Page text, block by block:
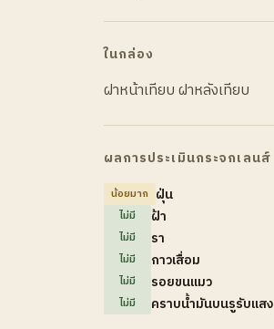
ในกล่อง
ฝาหน้าเทียบ ฝาหลังเทียบ
ผลการประเมินกระจกเลนส์
น้อยมาก ฝุ่น
ไม่มี ฝ้า
ไม่มี รา
ไม่มี กาวเสื่อม
ไม่มี รอยขนแมว
ไม่มี คราบน้ำมันบนรูรับแสง